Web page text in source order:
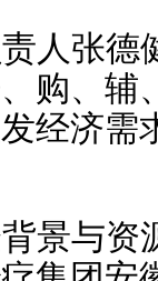
人张德
购、辅
经济需
景与资